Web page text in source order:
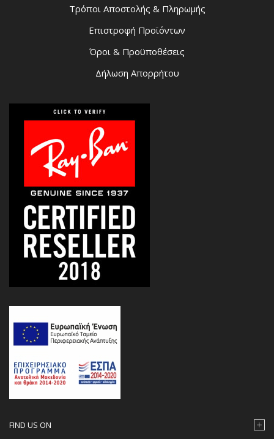
Τρόποι Αποστολής & Πληρωμής
Επιστροφή Προϊόντων
Όροι & Προϋποθέσεις
Δήλωση Απορρήτου
FIND US ON